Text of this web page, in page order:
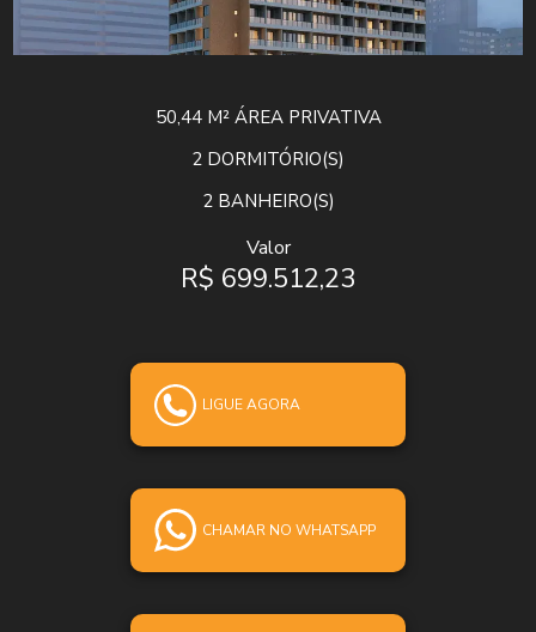
50,44 M²ÁREA PRIVATIVA
2 DORMITÓRIO(S)
2BANHEIRO(S)
Valor
R$ 699.512,23
LIGUE AGORA
CHAMAR NO WHATSAPP